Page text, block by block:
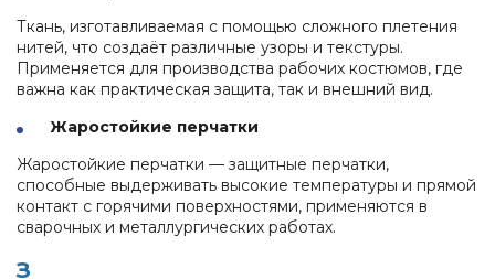
Ткань, изготавливаемая с помощью сложного плетения
нитей, что создаёт различные узоры и текстуры.
Применяется для производства рабочих костюмов, где
важна как практическая защита, так и внешний вид.
Жаростойкие перчатки
Жаростойкие перчатки — защитные перчатки,
способные выдерживать высокие температуры и прямой
контакт с горячими поверхностями, применяются в
сварочных и металлургических работах.
З